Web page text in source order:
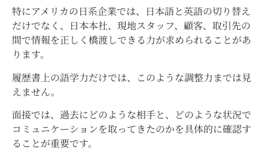
特にアメリカの日系企業では、日本語と英語の切り替え
だけでなく、日本本社、現地スタッフ、顧客、取引先の
間で情報を正しく橋渡しできる力が求められることがあ
ります。
履歴書上の語学力だけでは、このような調整力までは見
えません。
面接では、過去にどのような相手と、どのような状況で
コミュニケーションを取ってきたのかを具体的に確認す
ることが重要です。